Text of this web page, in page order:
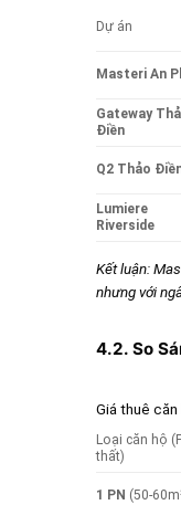
Dự án
Masteri An
Gateway
Điền
Q2 Thảo
Lumiere
Riverside
Kết luận:
nhưng với
4.2. So
Giá thuê
Loại căn hộ
thất)
1 PN (50-